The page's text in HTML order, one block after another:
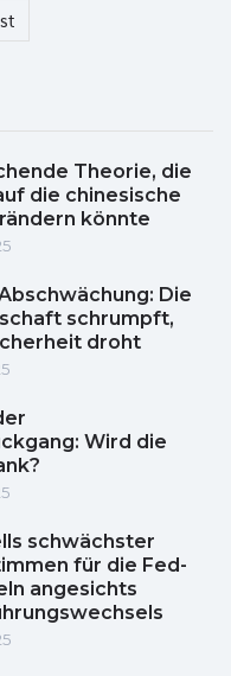
Theorie, die
die chinesische
könnte
Die
schrumpft,
droht
Wird die
schwächster
für die Fed-
angesichts